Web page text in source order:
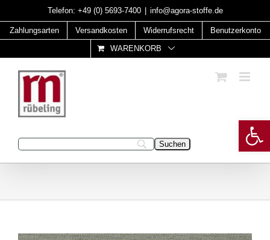
to
content
Telefon: +49 (0) 5693-7400 info@agora-stoffe.de
Zahlungsarten Versandkosten Widerrufsrecht
Benutzerkonto
WARENKORB